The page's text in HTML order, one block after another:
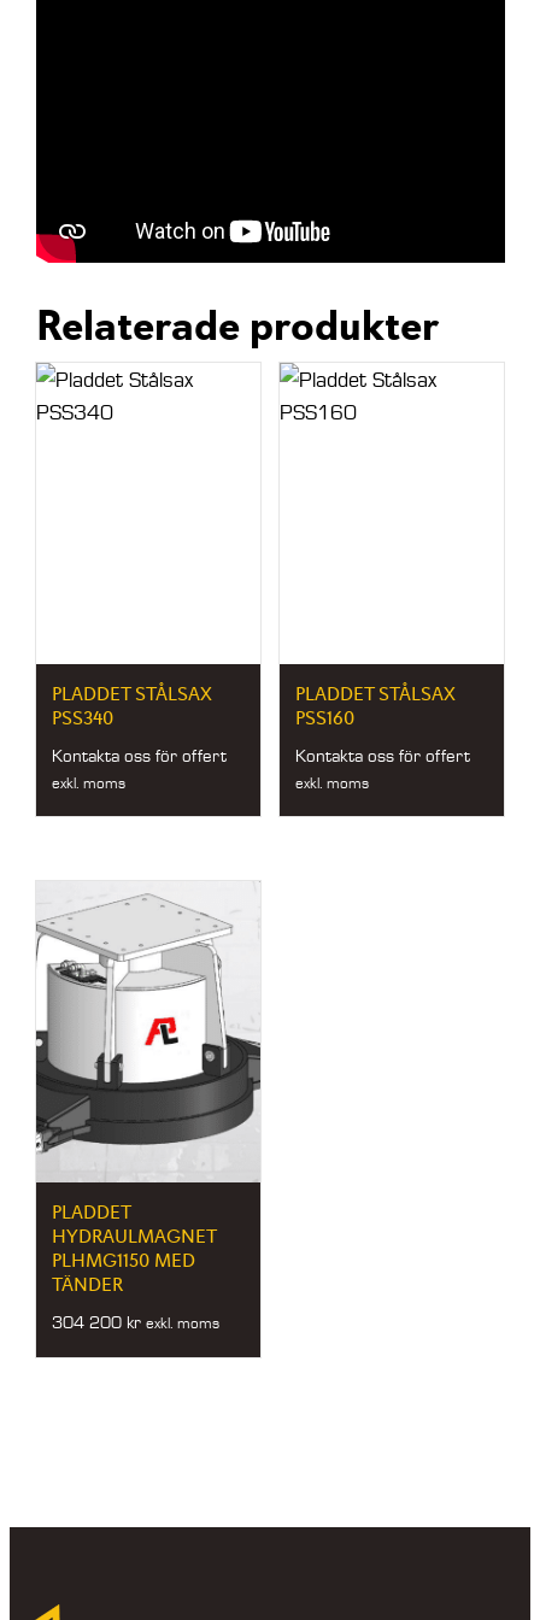
Relaterade produkter
PLADDET STÅLSAX
PSS340
Kontakta oss för offert
exkl. moms
PLADDET STÅLSAX
PSS160
Kontakta oss för offert
exkl. moms
PLADDET
HYDRAULMAGNET
PLHMG1150 MED
TÄNDER
304 200 kr exkl. moms